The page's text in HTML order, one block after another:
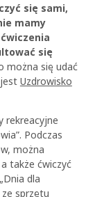
się sami,
mamy
się
można się udać
Uzdrowisko
rekreacyjne
Podczas
można
także ćwiczyć
dla
sprzętu